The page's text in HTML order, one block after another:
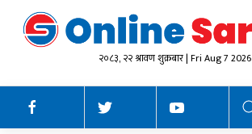
२०८३, २२ श्रावण शुक्रबार | Fri Aug 7 2026